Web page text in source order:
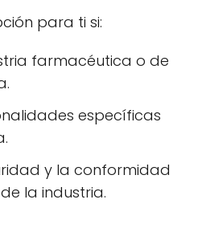
para ti si:
farmacéutica o de
específicas
y la conformidad
la industria.